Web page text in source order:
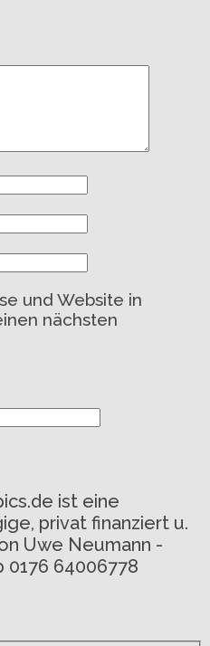
und Website in
nächsten
ist eine
privat finanziert u.
Uwe Neumann -
0176 64006778